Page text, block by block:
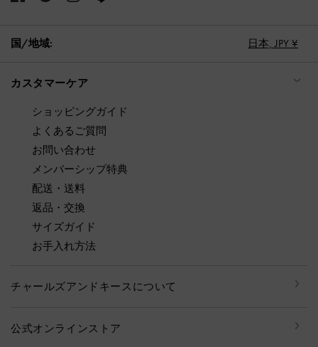
国/地域: 日本, JPY ¥
カスタマーケア
ショッピングガイド
よくあるご質問
お問い合わせ
メンバーシップ特典
配送・送料
返品・交換
サイズガイド
お手入れ方法
チャールズアンドキースについて
公式オンラインストア